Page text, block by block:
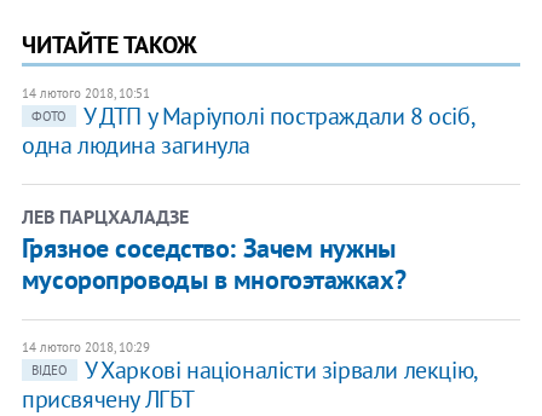
ЧИТАЙТЕ ТАКОЖ
14 лютого 2018, 10:51
ФОТО
У ДТП у Маріуполі постраждали 8 осіб,
одна людина загинула
ЛЕВ ПАРЦХАЛАДЗЕ
Грязное соседство: Зачем нужны
мусоропроводы в многоэтажках?
14 лютого 2018, 10:29
ВІДЕО
У Харкові націоналісти зірвали лекцію,
присвячену ЛГБТ